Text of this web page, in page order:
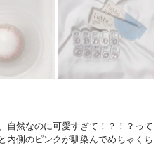
自然なのに可愛すぎて！？！？って
側のピンクが馴染んでめちゃくち